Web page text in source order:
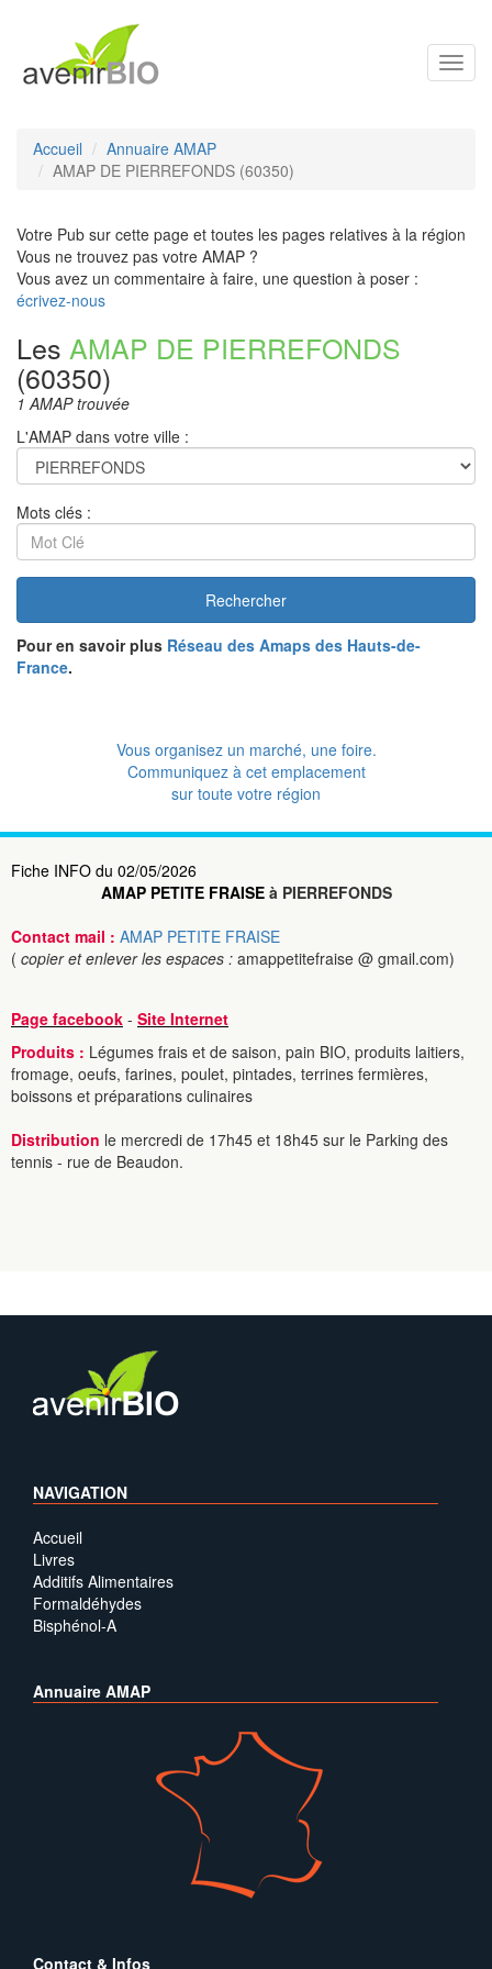
Accueil
Annuaire AMAP
AMAP DE PIERREFONDS (60350)
Votre Pub sur cette page et toutes les pages relatives à la région
Vous ne trouvez pas votre AMAP ?
Vous avez un commentaire à faire, une question à poser :
écrivez-nous
Les AMAP DE PIERREFONDS
(60350)
1 AMAP trouvée
L'AMAP dans votre ville :
Mots clés :
Rechercher
Pour en savoir plus Réseau des Amaps des Hauts-de-
France.
Vous organisez un marché, une foire.
Communiquez à cet emplacement
sur toute votre région
Fiche INFO du 02/05/2026
AMAP PETITE FRAISEà PIERREFONDS
Contact mail : AMAP PETITE FRAISE
( copier et enlever les espaces : amappetitefraise @ gmail.com)
Page facebook - Site Internet
Produits : Légumes frais et de saison, pain BIO, produits laitiers,
fromage, oeufs, farines, poulet, pintades, terrines fermières,
boissons et préparations culinaires
Distribution le mercredi de 17h45 et 18h45 sur le Parking des
tennis - rue de Beaudon.
NAVIGATION
Accueil
Livres
Additifs Alimentaires
Formaldéhydes
Bisphénol-A
Annuaire AMAP
Contact & Infos